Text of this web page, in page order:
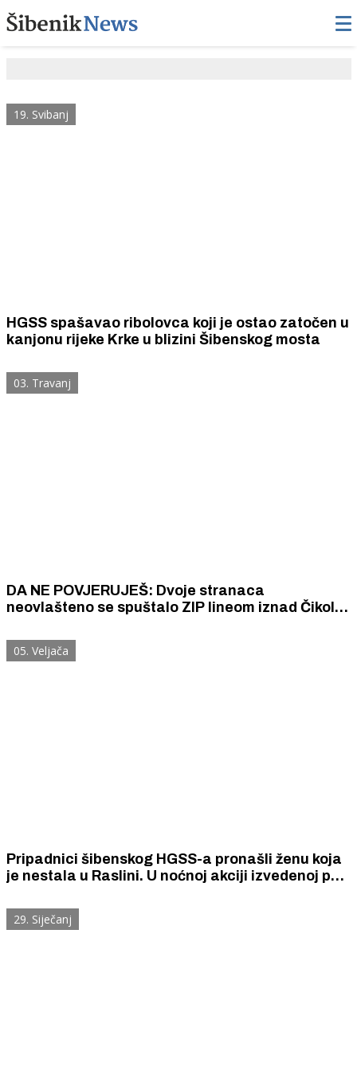
19. Svibanj
HGSS spašavao ribolovca koji je ostao zatočen u
kanjonu rijeke Krke u blizini Šibenskog mosta
03. Travanj
DA NE POVJERUJEŠ: Dvoje stranaca
neovlašteno se spuštalo ZIP lineom iznad Čikole i
05. Veljača
Pripadnici šibenskog HGSS-a pronašli ženu koja
je nestala u Raslini. U noćnoj akciji izvedenoj po
29. Siječanj